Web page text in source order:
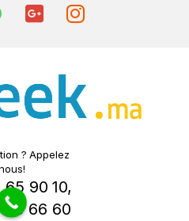
? Appelez
65 90 10,
78 66 60